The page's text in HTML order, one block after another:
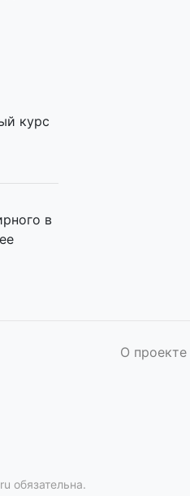
курс
в
О проекте
обязательна.